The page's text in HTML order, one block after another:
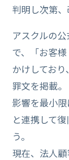
判明し次第、
アスクルの
で、「お客
かけしてお
罪文を掲載。
影響を最小
と連携して
う。
現在、法人